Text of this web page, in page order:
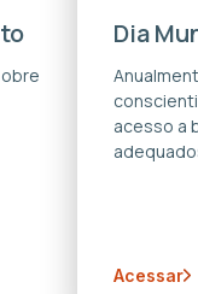
Dia
acesso a
Acessar